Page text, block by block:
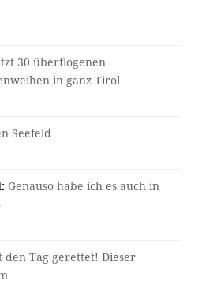
30 überflogenen
in ganz Tirol…
Seefeld
Genauso habe ich es auch in
den Tag gerettet! Dieser